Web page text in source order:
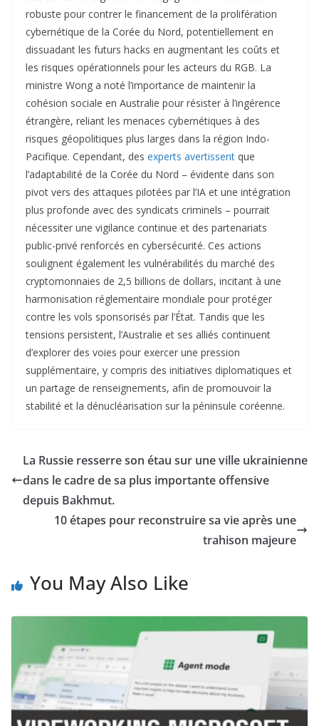
robuste pour contrer le financement de la prolifération
cybernétique de la Corée du Nord, potentiellement en
dissuadant les futurs hacks en augmentant les coûts et
les risques opérationnels pour les acteurs du RGB. La
ministre Wong a noté l’importance de maintenir la
cohésion sociale en Australie pour résister à l’ingérence
étrangère, reliant les menaces cybernétiques à des
risques géopolitiques plus larges dans la région Indo-
Pacifique. Cependant, des experts avertissent que
l’adaptabilité de la Corée du Nord – évidente dans son
pivot vers des attaques pilotées par l’IA et une intégration
plus profonde avec des syndicats criminels – pourrait
nécessiter une vigilance continue et des partenariats
public-privé renforcés en cybersécurité. Ces actions
soulignent également les vulnérabilités du marché des
cryptomonnaies de 2,5 billions de dollars, incitant à une
harmonisation réglementaire mondiale pour protéger
contre les vols sponsorisés par l’État. Tandis que les
tensions persistent, l’Australie et ses alliés continuent
d’explorer des voies pour exercer une pression
supplémentaire, y compris des initiatives diplomatiques et
un partage de renseignements, afin de promouvoir la
stabilité et la dénucléarisation sur la péninsule coréenne.
La Russie resserre son étau sur une ville ukrainienne
dans le cadre de sa plus importante offensive
depuis Bakhmut.
10 étapes pour reconstruire sa vie après une
trahison majeure
You May Also Like